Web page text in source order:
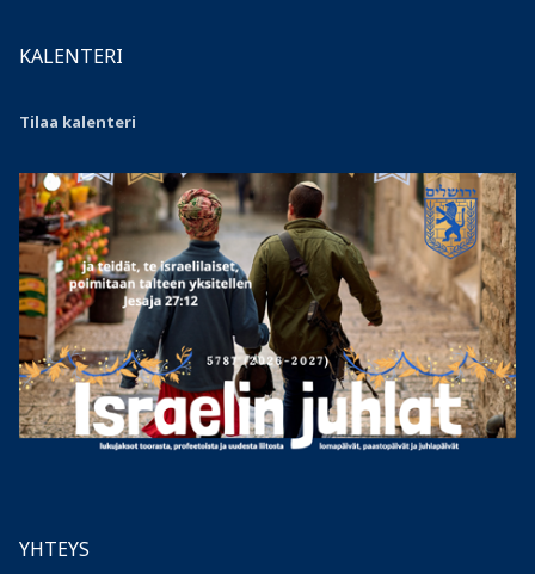
KALENTERI
Tilaa kalenteri
YHTEYS